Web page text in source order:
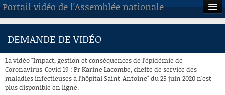
Portail vidéo de l'Assemblée nationale
ACCUEIL
À LA DEMANDE
RECHERCHE
DEMANDE DE VIDÉO
La vidéo "Impact, gestion et conséquences de l’épidémie de
Coronavirus-Covid 19 : Pr Karine Lacombe, cheffe de service des
maladies infectieuses à l’hôpital Saint-Antoine" du 25 juin 2020 n'est
plus disponible en ligne.